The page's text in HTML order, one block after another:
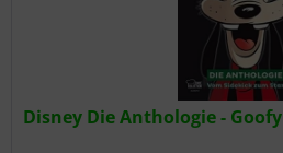
Disney Die Anthologie - Goofy